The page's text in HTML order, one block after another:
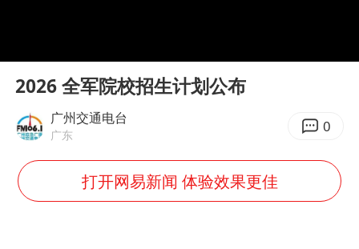
《Monica》填词人黎彼得去世
人贩子“梅姨”真实姓名曝光
Play
2026 全军院校招生计划公布
广州交通电台
广东 0
打开网易新闻 体验效果更佳